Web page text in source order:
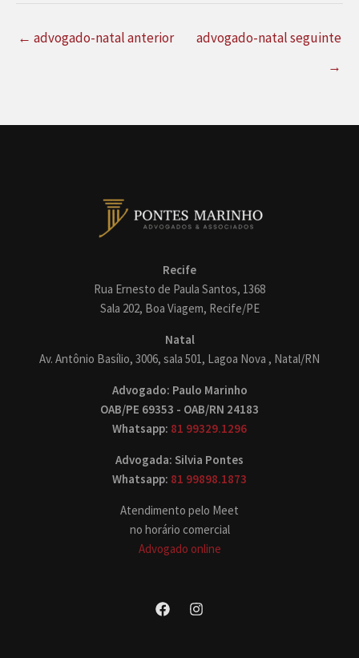
← advogado-natal anterior
advogado-natal seguinte
→
Recife
Rua Ernesto de Paula Santos, 1368
Sala 202, Boa Viagem, Recife/PE
Natal
Av. Antônio Basílio, 3006, sala 501, Lagoa Nova , Natal/RN
Advogado: Paulo Marinho
OAB/PE 69353 - OAB/RN 24183
Whatsapp: 81 99329.1296
Advogada: Silvia Pontes
Whatsapp: 81 99898.1873
Atendimento pelo Meet
no horário comercial
Advogado online